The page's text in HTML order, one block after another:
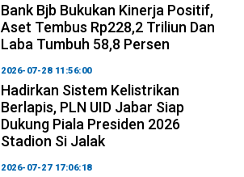
Bank Bjb Bukukan Kinerja Positif,
Aset Tembus Rp228,2 Triliun Dan
Laba Tumbuh 58,8 Persen
2026-07-28 11:56:00
Hadirkan Sistem Kelistrikan
Berlapis, PLN UID Jabar Siap
Dukung Piala Presiden 2026
Stadion Si Jalak
2026-07-27 17:06:18